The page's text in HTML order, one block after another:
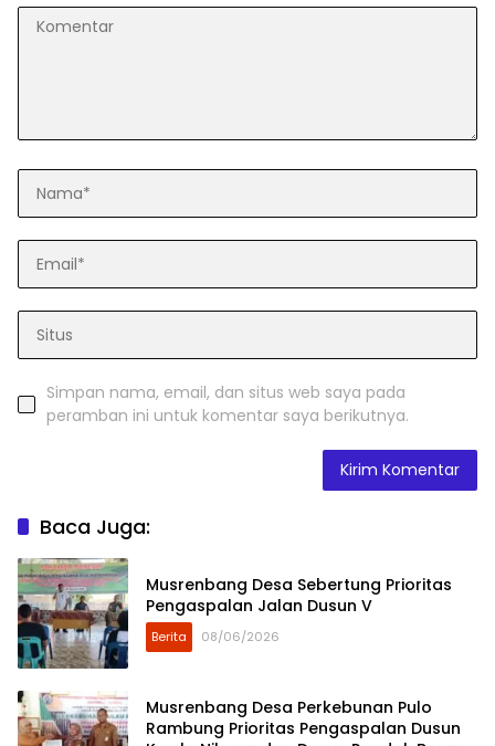
Simpan nama, email, dan situs web saya pada
peramban ini untuk komentar saya berikutnya.
Baca Juga:
Musrenbang Desa Sebertung Prioritas
Pengaspalan Jalan Dusun V
Berita 08/06/2026
Musrenbang Desa Perkebunan Pulo
Rambung Prioritas Pengaspalan Dusun